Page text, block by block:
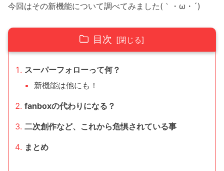
今回はその新機能について調べてみました(｀・ω・´)
目次
スーパーフォローって何？
新機能は他にも！
fanboxの代わりになる？
二次創作など、これから危惧されている事
まとめ